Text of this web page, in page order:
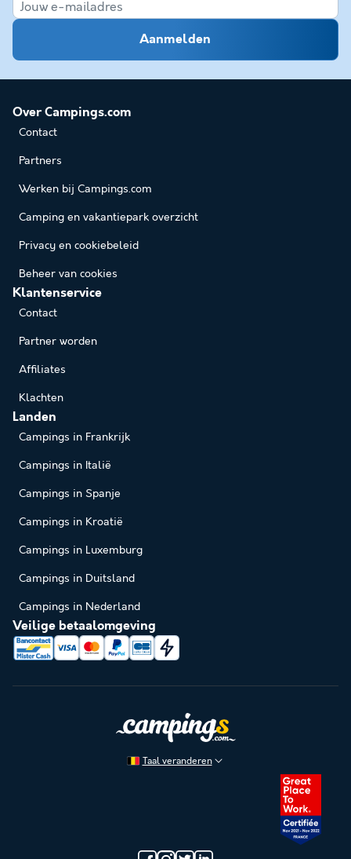
Aanmelden
Over Campings.com
Contact
Partners
Werken bij Campings.com
Camping en vakantiepark overzicht
Privacy en cookiebeleid
Beheer van cookies
Klantenservice
Contact
Partner worden
Affiliates
Klachten
Landen
Campings in Frankrijk
Campings in Italië
Campings in Spanje
Campings in Kroatië
Campings in Luxemburg
Campings in Duitsland
Campings in Nederland
Veilige betaalomgeving
Taal veranderen